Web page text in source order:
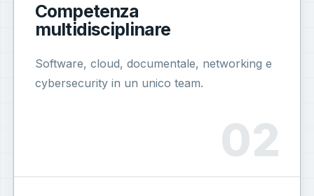
Competenza
multidisciplinare
Software, cloud, documentale, networking e
cybersecurity in un unico team.